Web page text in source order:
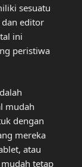
sesuatu
editor
ini
peristiwa
mudah
dengan
mereka
atau
tetap